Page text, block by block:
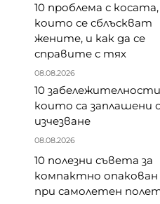
10 проблема с косата,
които се сблъскват
жените, и как да се
справите с тях
08.08.2026
10
които са заплашени
изчезване
08.08.2026
10 полезни съвета за
компактно опакован
при самолетен